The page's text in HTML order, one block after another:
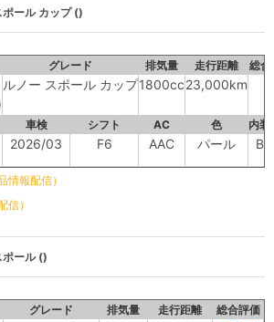
ポール カップ ()
グレード 排気量 走行距離 総合
ルノー スポール カップ1800cc23,000km
車検 シフト AC 色 内装
2026/03 F6 AAC パール B
情報配信）
信）
ポール ()
グレード 排気量 走行距離 総合評価